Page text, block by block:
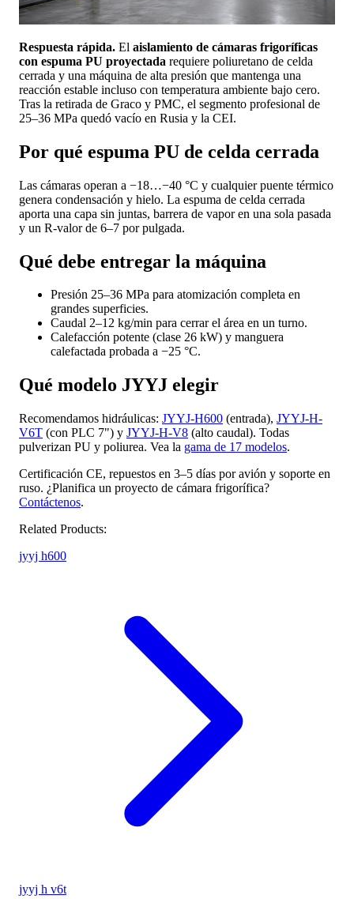
Respuesta rápida. El aislamiento de cámaras frigoríficas
con espuma PU proyectada requiere poliuretano de celda
cerrada y una máquina de alta presión que mantenga una
reacción estable incluso con temperatura ambiente bajo cero.
Tras la retirada de Graco y PMC, el segmento profesional de
25–36 MPa quedó vacío en Rusia y la CEI.
Por qué espuma PU de celda cerrada
Las cámaras operan a −18…−40 °C y cualquier puente térmico
genera condensación y hielo. La espuma de celda cerrada
aporta una capa sin juntas, barrera de vapor en una sola pasada
y un R-valor de 6–7 por pulgada.
Qué debe entregar la máquina
Presión 25–36 MPa para atomización completa en
grandes superficies.
Caudal 2–12 kg/min para cerrar el área en un turno.
Calefacción potente (clase 26 kW) y manguera
calefactada probada a −25 °C.
Qué modelo JYYJ elegir
Recomendamos hidráulicas: JYYJ-H600 (entrada), JYYJ-H-
V6T (con PLC 7") y JYYJ-H-V8 (alto caudal). Todas
pulverizan PU y poliurea. Vea la gama de 17 modelos.
Certificación CE, repuestos en 3–5 días por avión y soporte en
ruso. ¿Planifica un proyecto de cámara frigorífica?
Contáctenos.
Related Products:
jyyj h600
jyyj h v6t